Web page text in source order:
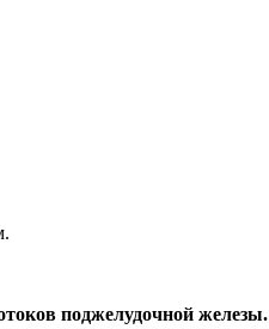
поджелудочной железы.